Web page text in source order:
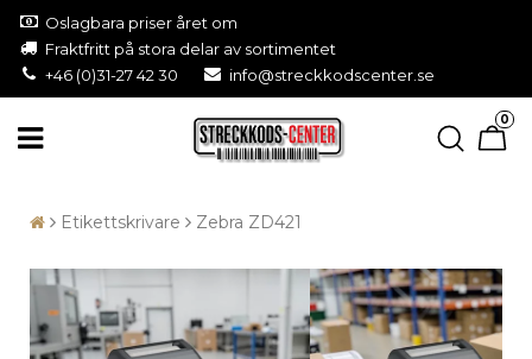
Oslagbara priser året om
Fraktfritt på stora delar av sortimentet
+46 (0)31-27 42 30
info@streckkodscenter.se
0
Etikettskrivare Zebra ZD421